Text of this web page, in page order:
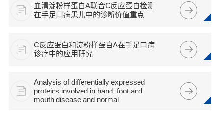
血清淀粉样蛋白A联合C反应蛋白检测
在手足口病患儿中的诊断价值重点
C反应蛋白和淀粉样蛋白A在手足口病
诊疗中的应用研究
Analysis of differentially expressed
proteins involved in hand, foot and
mouth disease and normal